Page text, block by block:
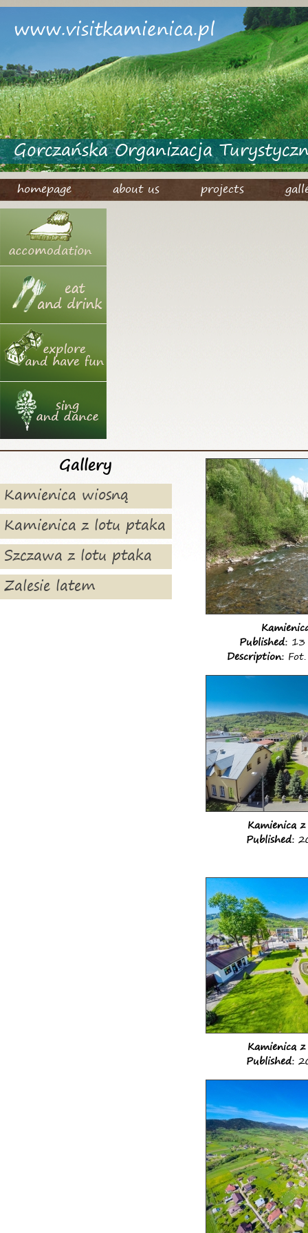
www.visitkamienica.pl
Gorczańska Organizacja
homepage about us projects
Gallery
Kamienica wiosną
Kamienica z lotu ptaka
Szczawa z lotu ptaka
Zalesie latem
Published: 13
Description:
Kamienica
Published:
Kamienica
Published: